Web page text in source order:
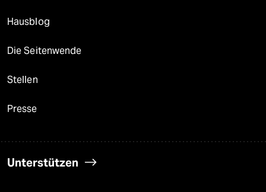
Hausblog
Die Seitenwende
Stellen
Presse
Unterstützen